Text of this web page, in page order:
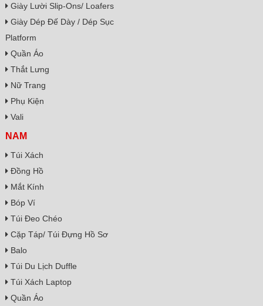
Giày Lười Slip-Ons/ Loafers
Giày Dép Đế Dày / Dép Sục
Platform
Quần Áo
Thắt Lưng
Nữ Trang
Phụ Kiện
Vali
NAM
Túi Xách
Đồng Hồ
Mắt Kính
Bóp Ví
Túi Đeo Chéo
Cặp Táp/ Túi Đựng Hồ Sơ
Balo
Túi Du Lịch Duffle
Túi Xách Laptop
Quần Áo